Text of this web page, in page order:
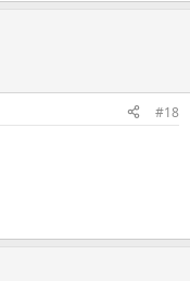
#18